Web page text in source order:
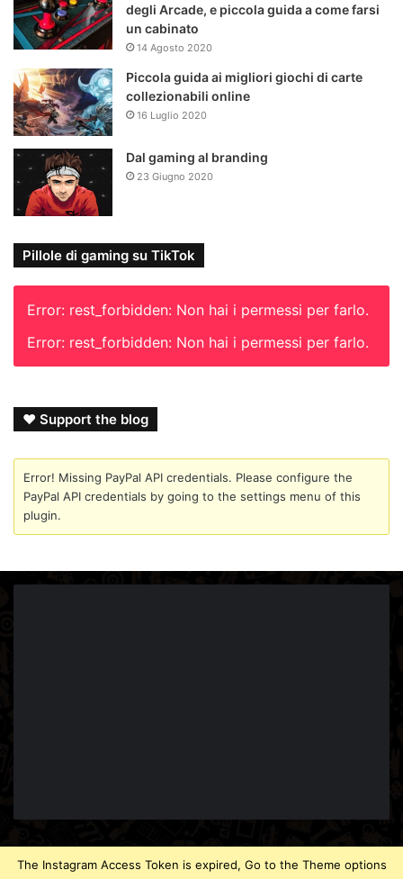
degli Arcade, e piccola guida a come farsi
un cabinato
14 Agosto 2020
Piccola guida ai migliori giochi di carte
collezionabili online
16 Luglio 2020
Dal gaming al branding
23 Giugno 2020
Pillole di gaming su TikTok
Error: rest_forbidden: Non hai i permessi per farlo.
Error: rest_forbidden: Non hai i permessi per farlo.
❤ Support the blog
Error! Missing PayPal API credentials. Please configure the
PayPal API credentials by going to the settings menu of this
plugin.
The Instagram Access Token is expired, Go to the Theme options